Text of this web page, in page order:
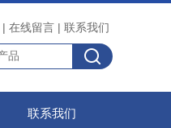
| 在线留言 | 联系我们
联系我们